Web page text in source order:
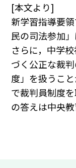
[本文より]
新学習指導要
民の司法参加
さらに，中学
づく公正な裁
度」を扱うこ
で裁判員制度
の答えは中央